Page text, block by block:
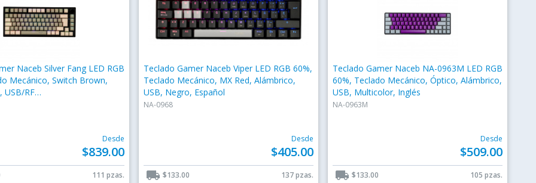
Naceb Silver Fang LED RGB
Mecánico, Switch Brown,
USB/RF
Multicolor, Español
Desde
$839.00
111 pzas.
Teclado Gamer Naceb Viper LED RGB 60%,
Teclado Mecánico, MX Red, Alámbrico,
USB, Negro, Español
NA-0968
Desde
$405.00
local_shipping $133.00 137 pzas.
Teclado Gamer Naceb NA-0963M LED RGB
60%, Teclado Mecánico, Óptico, Alámbrico,
USB, Multicolor, Inglés
NA-0963M
Desde
$509.00
local_shipping $133.00 105 pzas.